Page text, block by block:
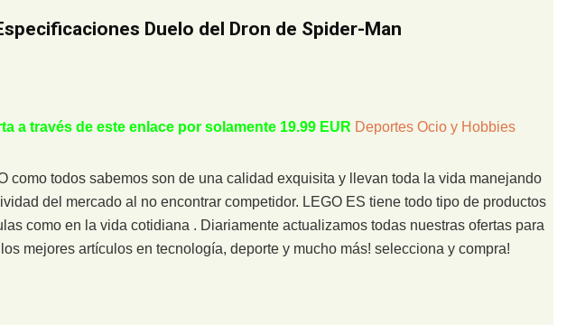
Duelo del Dron de Spider-Man
a través de este enlace por solamente 19.99 EUR Deportes Ocio y Hobbies
como todos sabemos son de una calidad exquisita y llevan toda la vida manejando
del mercado al no encontrar competidor. LEGO ES tiene todo tipo de productos
como en la vida cotidiana . Diariamente actualizamos todas nuestras ofertas para
mejores artículos en tecnología, deporte y mucho más! selecciona y compra!